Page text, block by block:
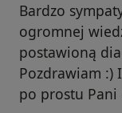
Bardzo
ogromnej
postawioną
Pozdrawiam :)
po prostu Pani